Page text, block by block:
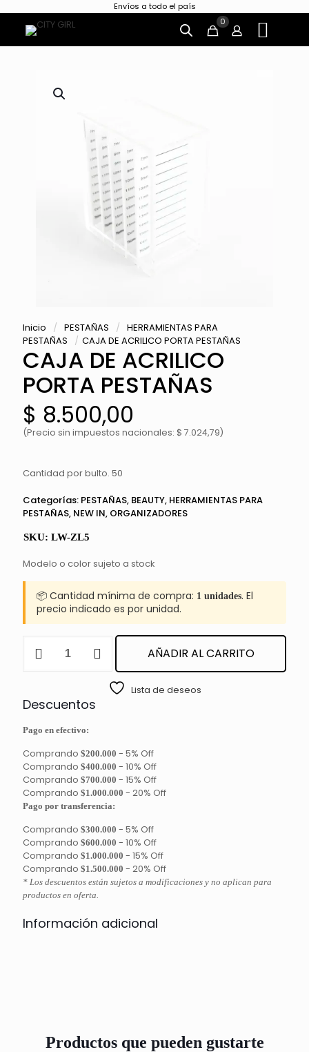
Envíos a todo el país
0
Inicio / PESTAÑAS / HERRAMIENTAS PARA
PESTAÑAS
/ CAJA DE ACRILICO PORTA PESTAÑAS
CAJA DE ACRILICO
PORTA PESTAÑAS
$ 8.500,00
(Precio sin impuestos nacionales: $ 7.024,79)
Cantidad por bulto. 50
Categorías: PESTAÑAS, BEAUTY, HERRAMIENTAS PARA
PESTAÑAS, NEW IN, ORGANIZADORES
SKU: LW-ZL5
Modelo o color sujeto a stock
📦 Cantidad mínima de compra: 1 unidades. El
precio indicado es por unidad.
cantidad
AÑADIR AL CARRITO
Lista de deseos
Descuentos
Pago en efectivo:
Comprando $200.000 - 5% Off
Comprando $400.000 - 10% Off
Comprando $700.000 - 15% Off
Comprando $1.000.000 - 20% Off
Pago por transferencia:
Comprando $300.000 - 5% Off
Comprando $600.000 - 10% Off
Comprando $1.000.000 - 15% Off
Comprando $1.500.000 - 20% Off
* Los descuentos están sujetos a modificaciones y no aplican para
productos en oferta.
Información adicional
Productos que pueden gustarte